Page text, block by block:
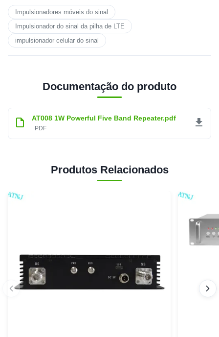
Impulsionadores móveis do sinal
Impulsionador do sinal da pilha de LTE
impulsionador celular do sinal
Documentação do produto
AT008 1W Powerful Five Band Repeater.pdf
PDF
Produtos Relacionados